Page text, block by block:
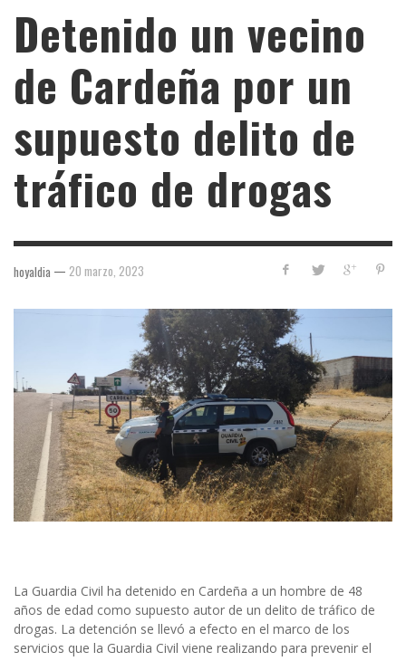
Detenido un vecino
de Cardeña por un
supuesto delito de
tráfico de drogas
hoyaldia — 20 marzo, 2023
La Guardia Civil ha detenido en Cardeña a un hombre de 48
años de edad como supuesto autor de un delito de tráfico de
drogas. La detención se llevó a efecto en el marco de los
servicios que la Guardia Civil viene realizando para prevenir el